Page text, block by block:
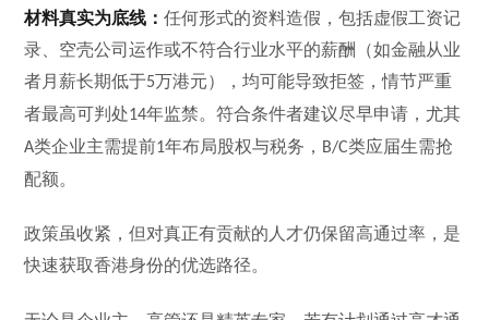
材料真实为底线：任何形式的资料造假，包括虚假工资记
录、空壳公司运作或不符合行业水平的薪酬（如金融从业
者月薪长期低于5万港元），均可能导致拒签，情节严重
者最高可判处14年监禁。符合条件者建议尽早申请，尤其
A类企业主需提前1年布局股权与税务， B/C类应届生需抢
配额。
政策虽收紧，但对真正有贡献的人才仍保留高通过率，是
快速获取香港身份的优选路径。